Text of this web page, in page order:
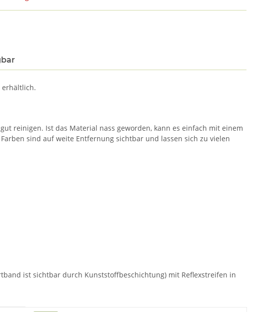
erhältlich.
reinigen. Ist das Material nass geworden, kann es einfach mit einem
sind auf weite Entfernung sichtbar und lassen sich zu vielen
ist sichtbar durch Kunststoffbeschichtung) mit Reflexstreifen in